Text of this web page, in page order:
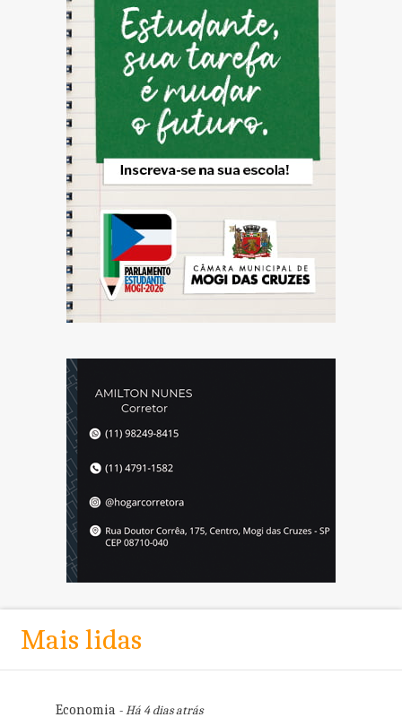
Mais lidas
Economia- Há 4 dias atrás